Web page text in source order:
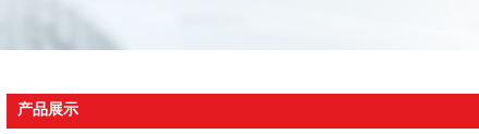
产品展示